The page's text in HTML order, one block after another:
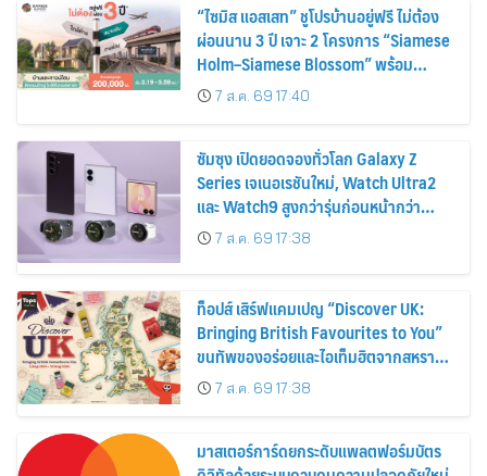
“ไซมิส แอสเสท” ชูโปรบ้านอยู่ฟรี ไม่ต้อง
ผ่อนนาน 3 ปี เจาะ 2 โครงการ “Siamese
Holm–Siamese Blossom” พร้อม
ส่วนลดและสิทธิพิเศษถึง 31 สิงหาคม
2569
7 ส.ค. 69 17:40
ซัมซุง เปิดยอดจองทั่วโลก Galaxy Z
Series เจเนอเรชันใหม่, Watch Ultra2
และ Watch9 สูงกว่ารุ่นก่อนหน้ากว่า
30%7 ส.ค. 69 17:38
ท็อปส์ เสิร์ฟแคมเปญ “Discover UK:
Bringing British Favourites to You”
ขนทัพของอร่อยและไอเท็มฮิตจากสหราช
อาณาจักร ส่งตรงถึงมือตั้งแต่วันนี้ – 18
สิงหาคมนี้
7 ส.ค. 69 17:38
มาสเตอร์การ์ดยกระดับแพลตฟอร์มบัตร